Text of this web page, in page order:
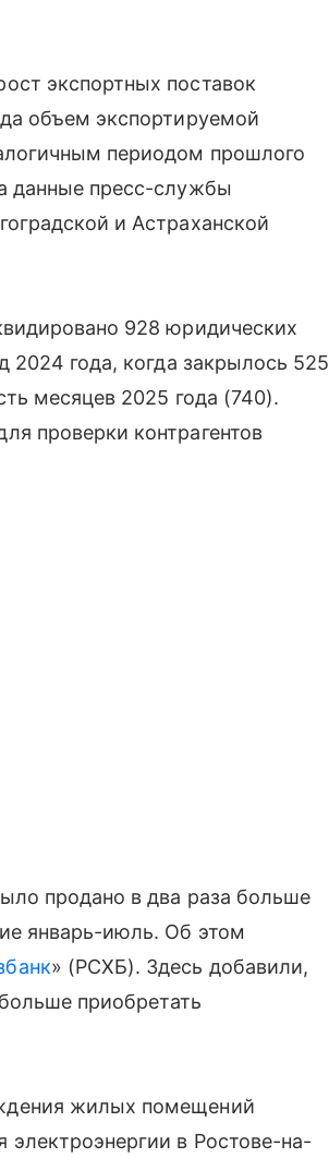
экспортных поставок
объем экспортируемой
периодом прошлого
данные пресс-службы
и Астраханской
928 юридических
2024 года, когда закрылось 525
месяцев 2025 года (740).
проверки контрагентов
продано в два раза больше
январь-июль. Об этом
» (РСХБ). Здесь добавили,
приобретать
жилых помещений
электроэнергии в Ростове-на-